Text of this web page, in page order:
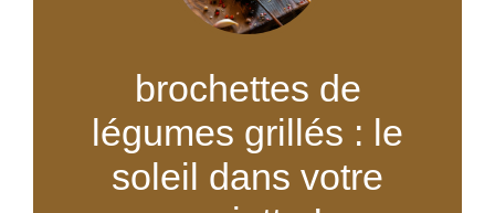
brochettes de
légumes grillés : le
soleil dans votre